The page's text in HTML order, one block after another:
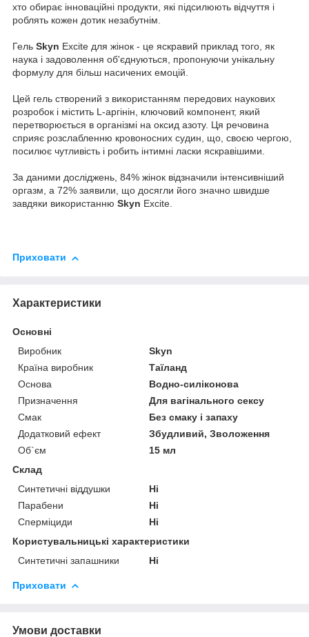
хто обирає інноваційні продукти, які підсилюють відчуття і
роблять кожен дотик незабутнім.
Гель Skyn Excite для жінок - це яскравий приклад того, як
наука і задоволення об'єднуються, пропонуючи унікальну
формулу для більш насичених емоцій.
Цей гель створений з використанням передових наукових
розробок і містить L-аргінін, ключовий компонент, який
перетворюється в організмі на оксид азоту. Ця речовина
сприяє розслабленню кровоносних судин, що, своєю чергою,
посилює чутливість і робить інтимні ласки яскравішими.
За даними досліджень, 84% жінок відзначили інтенсивніший
оргазм, а 72% заявили, що досягли його значно швидше
завдяки використанню Skyn Excite.
Приховати
Характеристики
Основні
Виробник
Skyn
Країна виробник
Таїланд
Основа
Водно-силіконова
Призначення
Для вагінального сексу
Смак
Без смаку і запаху
Додатковий ефект
Збудливий, Зволоження
Об`єм
15 мл
Склад
Синтетичні віддушки
Ні
Парабени
Ні
Сперміциди
Ні
Користувальницькі характеристики
Синтетичні запашники
Ні
Приховати
Умови доставки